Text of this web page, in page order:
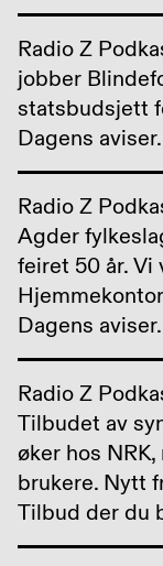
Radio Z
jobber
statsbudsjett
Dagens aviser.
Radio Z
Agder
feiret 50 år. Vi
Dagens aviser.
Radio Z
Tilbudet av
øker hos
brukere. Nytt
Tilbud der du